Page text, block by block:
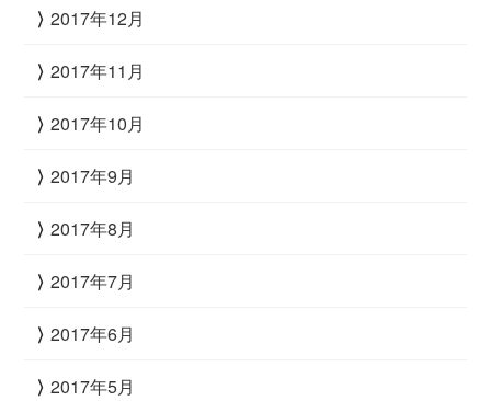
2017年12月
2017年11月
2017年10月
2017年9月
2017年8月
2017年7月
2017年6月
2017年5月